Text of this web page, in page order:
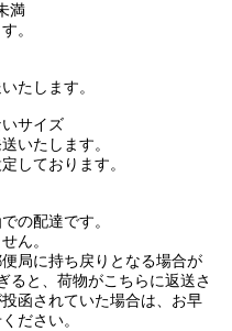
満
。
たします。
サイズ
いたします。
しております。
の配達です。
ん。
局に持ち戻りとなる場合が
ると、荷物がこちらに返送さ
函されていた場合は、お早
ださい。